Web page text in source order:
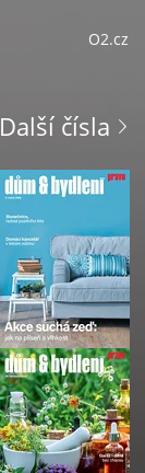
O2.cz
Další čísla